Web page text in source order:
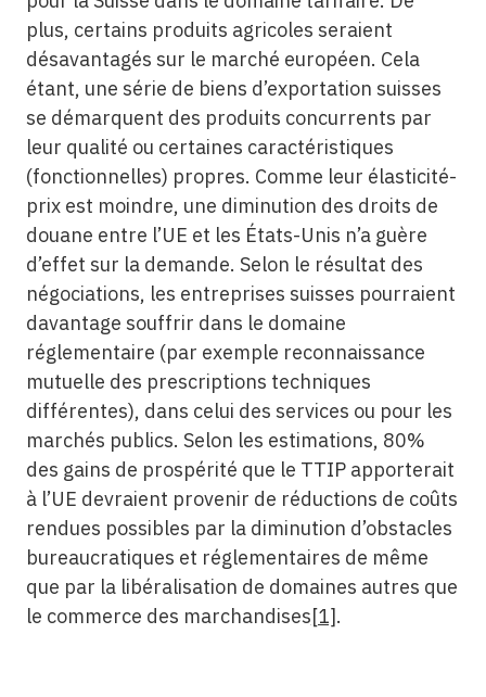
plus, certains produits agricoles seraient
désavantagés sur le marché européen. Cela
étant, une série de biens d’exportation suisses
se démarquent des produits concurrents par
leur qualité ou certaines caractéristiques
(fonctionnelles) propres. Comme leur élasticité-
prix est moindre, une diminution des droits de
douane entre l’UE et les États-Unis n’a guère
d’effet sur la demande. Selon le résultat des
négociations, les entreprises suisses pourraient
davantage souffrir dans le domaine
réglementaire (par exemple reconnaissance
mutuelle des prescriptions techniques
différentes), dans celui des services ou pour les
marchés publics. Selon les estimations, 80%
des gains de prospérité que le TTIP apporterait
à l’UE devraient provenir de réductions de coûts
rendues possibles par la diminution d’obstacles
bureaucratiques et réglementaires de même
que par la libéralisation de domaines autres que
le commerce des marchandises[1].